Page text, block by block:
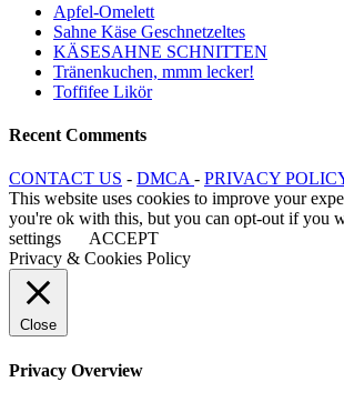
Apfel-Omelett
Sahne Käse Geschnetzeltes
KÄSESAHNE SCHNITTEN
Tränenkuchen, mmm lecker!
Toffifee Likör
Recent Comments
CONTACT US - DMCA- PRIVACY
This website uses cookies to improve your
you're ok with this, but you can opt-out if you
settings
ACCEPT
Privacy & Cookies Policy
Close
Privacy Overview